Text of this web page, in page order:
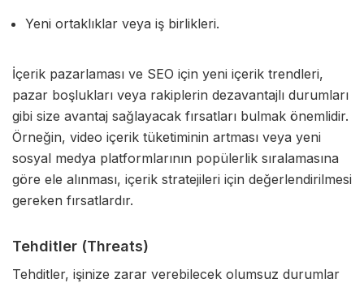
Yeni ortaklıklar veya iş birlikleri.
İçerik pazarlaması ve SEO için yeni içerik trendleri,
pazar boşlukları veya rakiplerin dezavantajlı durumları
gibi size avantaj sağlayacak fırsatları bulmak önemlidir.
Örneğin, video içerik tüketiminin artması veya yeni
sosyal medya platformlarının popülerlik sıralamasına
göre ele alınması, içerik stratejileri için değerlendirilmesi
gereken fırsatlardır.
Tehditler (Threats)
Tehditler, işinize zarar verebilecek olumsuz durumlar